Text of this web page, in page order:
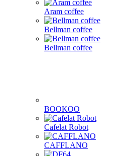
Aram coffee
Bellman coffee
Bellman coffee
BOOKOO
Cafelat Robot
CAFFLANO